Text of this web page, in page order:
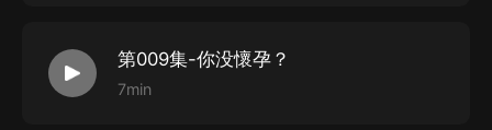
第009集-你没懷孕？
7min